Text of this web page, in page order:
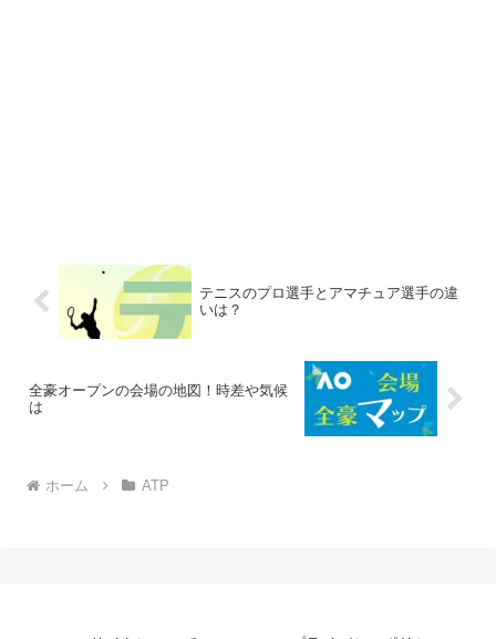
テニスのプロ選手とアマチュア選手の違
いは？
全豪オープンの会場の地図！時差や気候
は
ホーム ATP